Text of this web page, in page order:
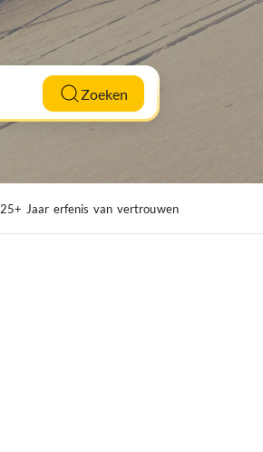
Zoeken
25+ Jaar erfenis van vertrouwen